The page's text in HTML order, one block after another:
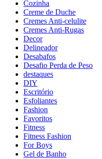
Cozinha
Creme de Duche
Cremes Anti-celulite
Cremes Anti-Rugas
Decor
Delineador
Desabafos
Desafio Perda de Peso
destaques
DIY
Escritório
Esfoliantes
Fashion
Favoritos
Fitness
Fitness Fashion
For Boys
Gel de Banho